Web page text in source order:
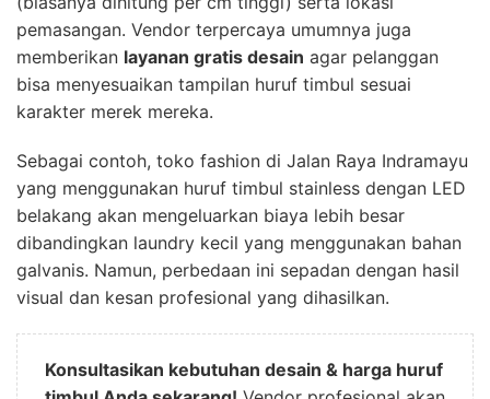
pemasangan. Vendor terpercaya umumnya juga
memberikan layanan gratis desain agar pelanggan
bisa menyesuaikan tampilan huruf timbul sesuai
karakter merek mereka.
Sebagai contoh, toko fashion di Jalan Raya Indramayu
yang menggunakan huruf timbul stainless dengan LED
belakang akan mengeluarkan biaya lebih besar
dibandingkan laundry kecil yang menggunakan bahan
galvanis. Namun, perbedaan ini sepadan dengan hasil
visual dan kesan profesional yang dihasilkan.
Konsultasikan kebutuhan desain & harga huruf